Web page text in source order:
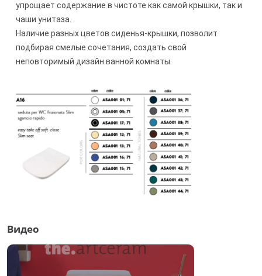
упрощает содержание в чистоте как самой крышки, так и
чаши унитаза.
Наличие разных цветов сиденья-крышки, позволит
подбирая смелые сочетания, создать свой
неповторимый дизайн ванной комнаты.
Видео